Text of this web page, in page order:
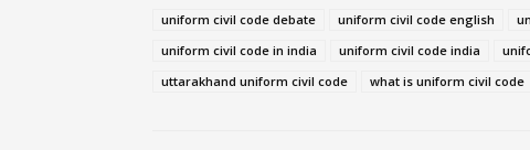
uniform civil code debate
uniform civil code english
uniform civil code in india
uniform civil code india
uttarakhand uniform civil code
what is uniform civil code